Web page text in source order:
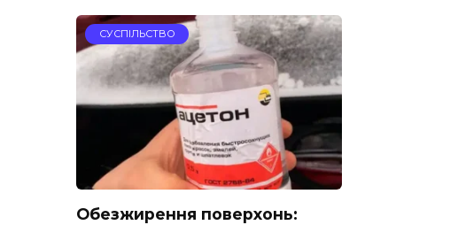
СУСПІЛЬСТВО
Обезжирення поверхонь: